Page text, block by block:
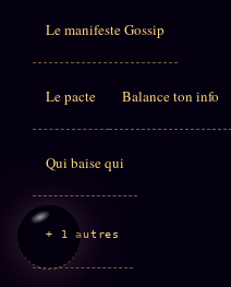
Le manifeste Gossip
Le pacte Balance ton info
Qui baise qui
+ 1 autres